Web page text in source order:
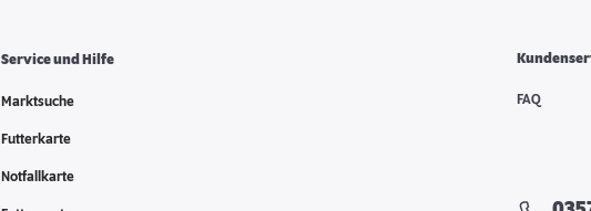
Service und Hilfe
Marktsuche
Futterkarte
Notfallkarte
FAQ